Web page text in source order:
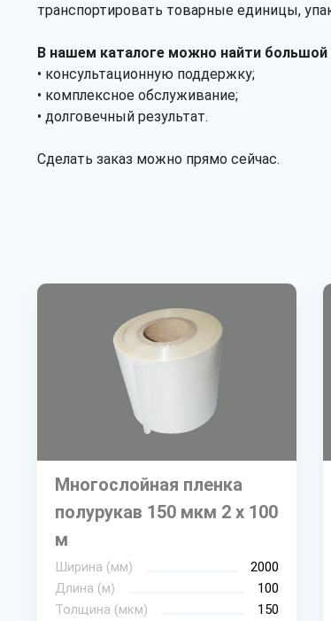
транспортировать товарные единицы,
В нашем каталоге можно найти большой
• консультационную поддержку;
• комплексное обслуживание;
• долговечный результат.
Сделать заказ можно прямо сейчас.
Многослойная пленка
полурукав 150 мкм 2 х 100
м
Ширина (мм)
2000
Длина (м)
100
Толщина (мкм)
150